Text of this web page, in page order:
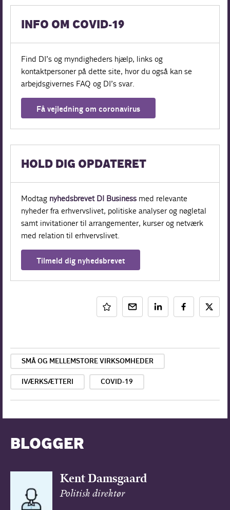
INFO OM COVID-19
Find DI’s og myndigheders hjælp, links og
kontaktpersoner på dette site, hvor du også kan se
arbejdsgivernes FAQ og DI’s svar.
Få vejledning om coronavirus
HOLD DIG OPDATERET
Modtag nyhedsbrevet DI Business med relevante
nyheder fra erhvervslivet, politiske analyser og nøgletal
samt invitationer til arrangementer, kurser og netværk
med relation til erhvervslivet.
Tilmeld dig nyhedsbrevet
SMÅ OG MELLEMSTORE VIRKSOMHEDER
IVÆRKSÆTTERI COVID-19
BLOGGER
Kent Damsgaard
Politisk direktør